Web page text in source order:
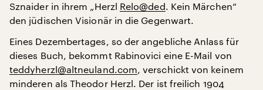
Sznaider in ihrem „Herzl Relo@ded. Kein Märchen“
den jüdischen Visionär in die Gegenwart.
Eines Dezembertages, so der angebliche Anlass für
dieses Buch, bekommt Rabinovici eine E-Mail von
teddyherzl@altneuland.com, verschickt von keinem
minderen als Theodor Herzl. Der ist freilich 1904